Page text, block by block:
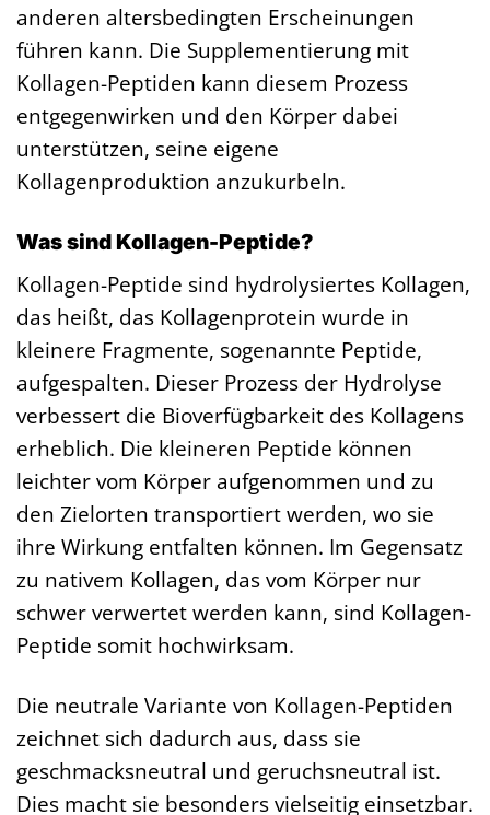
anderen altersbedingten Erscheinungen
führen kann. Die Supplementierung mit
Kollagen-Peptiden kann diesem Prozess
entgegenwirken und den Körper dabei
unterstützen, seine eigene
Kollagenproduktion anzukurbeln.
Was sind Kollagen-Peptide?
Kollagen-Peptide sind hydrolysiertes Kollagen,
das heißt, das Kollagenprotein wurde in
kleinere Fragmente, sogenannte Peptide,
aufgespalten. Dieser Prozess der Hydrolyse
verbessert die Bioverfügbarkeit des Kollagens
erheblich. Die kleineren Peptide können
leichter vom Körper aufgenommen und zu
den Zielorten transportiert werden, wo sie
ihre Wirkung entfalten können. Im Gegensatz
zu nativem Kollagen, das vom Körper nur
schwer verwertet werden kann, sind Kollagen-
Peptide somit hochwirksam.
Die neutrale Variante von Kollagen-Peptiden
zeichnet sich dadurch aus, dass sie
geschmacksneutral und geruchsneutral ist.
Dies macht sie besonders vielseitig einsetzbar.